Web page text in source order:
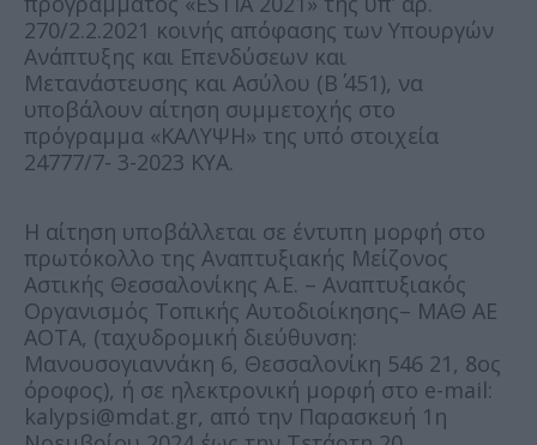
270/2.2.2021 κοινής απόφασης των Υπουργών
Ανάπτυξης και Επενδύσεων και
Μετανάστευσης και Ασύλου (Β΄ 451), να
υποβάλουν αίτηση συμμετοχής στο
πρόγραμμα «ΚΑΛΥΨΗ» της υπό στοιχεία
24777/7- 3-2023 ΚΥΑ.
Η αίτηση υποβάλλεται σε έντυπη μορφή στο
πρωτόκολλο της Αναπτυξιακής Μείζονος
Αστικής Θεσσαλονίκης Α.Ε. – Αναπτυξιακός
Οργανισμός Τοπικής Αυτοδιοίκησης– ΜΑΘ ΑΕ
ΑΟΤΑ, (ταχυδρομική διεύθυνση:
Μανουσογιαννάκη 6, Θεσσαλονίκη 546 21, 8ος
όροφος), ή σε ηλεκτρονική μορφή στο e-mail:
kalypsi@mdat.gr, από την Παρασκευή 1η